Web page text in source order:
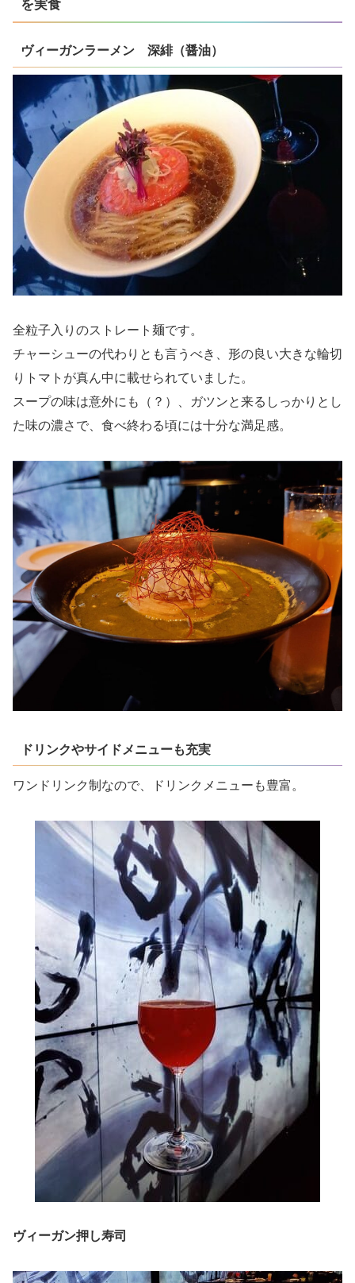
を実食
ヴィーガンラーメン 深緋（醤油）
全粒子入りのストレート麺です。
チャーシューの代わりとも言うべき、形の良い大きな輪切
りトマトが真ん中に載せられていました。
スープの味は意外にも（？）、ガツンと来るしっかりとし
た味の濃さで、食べ終わる頃には十分な満足感。
ドリンクやサイドメニューも充実
ワンドリンク制なので、ドリンクメニューも豊富。
ヴィーガン押し寿司